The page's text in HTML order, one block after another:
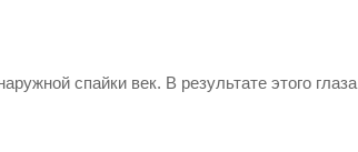
спайки век. В результате этого глаза